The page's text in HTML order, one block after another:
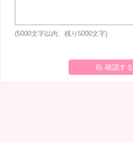
(5000文字以内、残り 5000文字)
 確認する